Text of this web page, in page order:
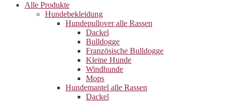
Alle Produkte
Hundebekleidung
Hundepullover alle Rassen
Dackel
Bulldogge
Französische Bulldogge
Kleine Hunde
Windhunde
Mops
Hundemantel alle Rassen
Dackel